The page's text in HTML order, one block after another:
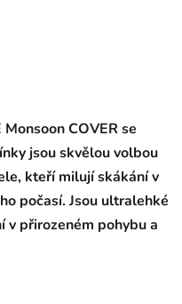
COVER se
jsou skvělou volbou
kteří milují skákání v
počasí. Jsou ultralehké
přirozeném pohybu a